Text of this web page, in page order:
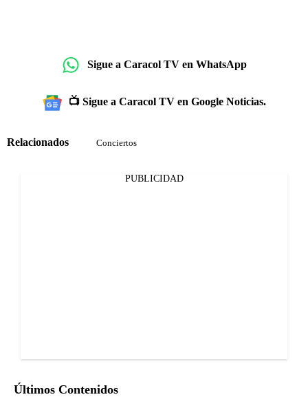
Sigue a Caracol TV en WhatsApp
📺 Sigue a Caracol TV en Google Noticias.
Relacionados Conciertos
PUBLICIDAD
Últimos Contenidos